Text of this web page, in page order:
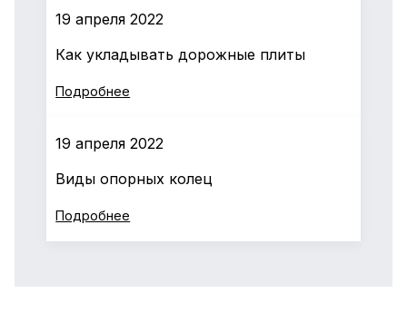
19 апреля 2022
Как укладывать дорожные плиты
Подробнее
19 апреля 2022
Виды опорных колец
Подробнее